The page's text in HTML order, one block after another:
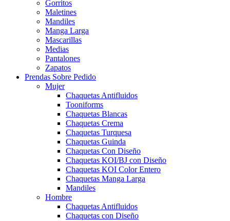
Gorritos
Maletines
Mandiles
Manga Larga
Mascarillas
Medias
Pantalones
Zapatos
Prendas Sobre Pedido
Mujer
Chaquetas Antifluidos
Tooniforms
Chaquetas Blancas
Chaquetas Crema
Chaquetas Turquesa
Chaquetas Guinda
Chaquetas Con Diseño
Chaquetas KOI/BJ con Diseño
Chaquetas KOI Color Entero
Chaquetas Manga Larga
Mandiles
Hombre
Chaquetas Antifluidos
Chaquetas con Diseño